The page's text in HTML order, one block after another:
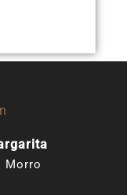
Morro